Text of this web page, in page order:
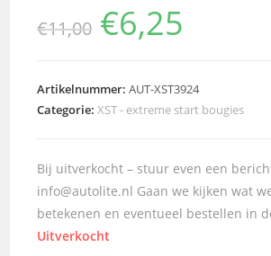
€11,00 €6,25
Artikelnummer:AUT-XST3924
Categorie:XST - extreme start bougies
Bij uitverkocht – stuur even een
info@autolite.nl Gaan we kijken wat
betekenen en eventueel bestellen in
Uitverkocht